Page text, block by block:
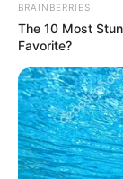
BRAINBERRIES
The 10 Most
Favorite?